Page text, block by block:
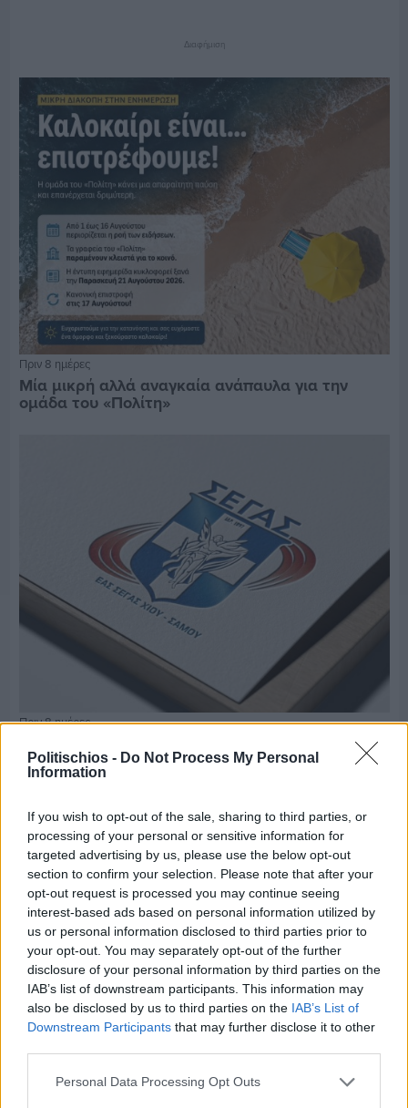
Politischios - Do Not Process My Personal
Information
If you wish to opt-out of the sale, sharing to third parties, or
processing of your personal or sensitive information for
targeted advertising by us, please use the below opt-out
section to confirm your selection. Please note that after your
opt-out request is processed you may continue seeing
interest-based ads based on personal information utilized by
us or personal information disclosed to third parties prior to
your opt-out. You may separately opt-out of the further
disclosure of your personal information by third parties on the
IAB’s list of downstream participants. This information may
also be disclosed by us to third parties on the IAB’s List of
Downstream Participants that may further disclose it to other
Personal Data Processing Opt Outs
Διαφήμιση
Πριν 8 ημέρες
Μία μικρή αλλά αναγκαία ανάπαυλα για την
ομάδα του «Πολίτη»
Πριν 8 ημέρες
Τρίτος στη σφαιροβολία στη διεθνή συνάντηση
Ελλάδας–Κύπρου Κ18 ο Δημήτρης Τέλλιος
Πριν 9 ημέρες